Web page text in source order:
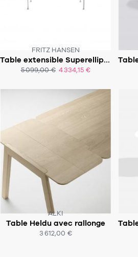
FRITZ HANSEN
Table extensible Superellipse 170-270x100cm - B620
5 099,00 € 4 334,15 €
SOUS 6-8 SEMAINES!
ACHAT EXPRESS
ALKI
Table Heldu avec rallonge
3 612,00 €
SOUS 8-9 SEMAINES